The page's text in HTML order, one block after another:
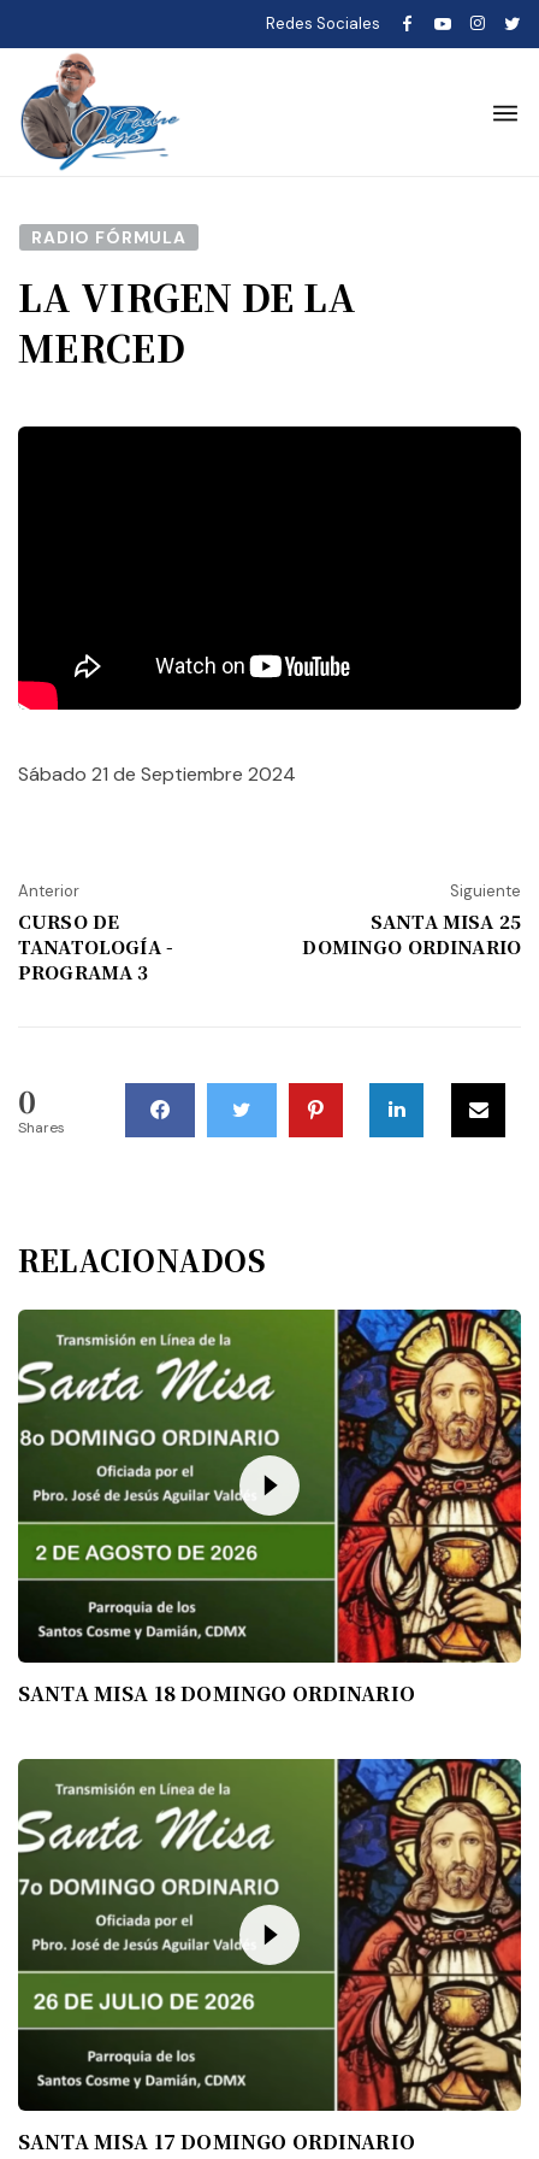
Redes Sociales
RADIO FÓRMULA
LA VIRGEN DE LA
MERCED
Sábado 21 de Septiembre 2024
Anterior
CURSO DE
TANATOLOGÍA -
PROGRAMA 3
Siguiente
SANTA MISA 25
DOMINGO ORDINARIO
0
Shares
RELACIONADOS
SANTA MISA 18 DOMINGO ORDINARIO
SANTA MISA 17 DOMINGO ORDINARIO